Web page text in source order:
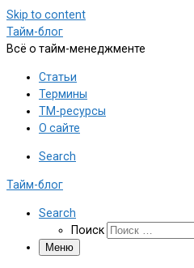
Skip to content
Тайм-блог
Всё о тайм-менеджменте
Статьи
Термины
ТМ-ресурсы
О сайте
Search
Тайм-блог
Search
Поиск
Меню